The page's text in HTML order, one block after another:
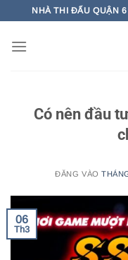
nội
NHÀ THI ĐẤU QUẬN
Có nên đầu
ĐĂNG VÀO
06
Th3